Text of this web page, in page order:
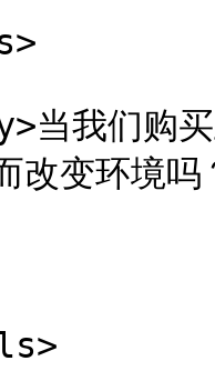
当我们购
改变环境